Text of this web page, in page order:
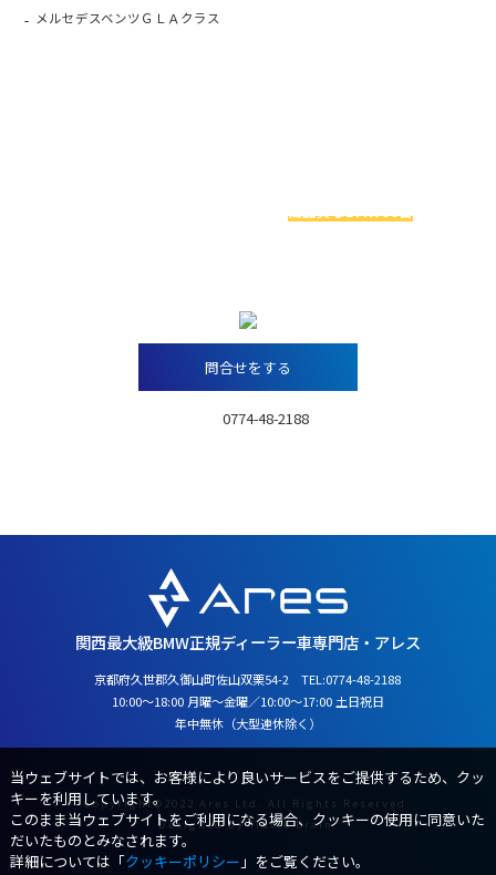
メルセデスベンツＧＬＡクラス
高品質なBMW60台を
問合せをする
TEL：0774-48-2188
関西最大級BMW正規ディーラー車専門店・アレス
京都府久世郡久御山町佐山双栗54-2 TEL:0774-48-2188
10:00～18:00 月曜～金曜／10:00～17:00 土日祝日
年中無休（大型連休除く）
Copyright©2022 Ares Ltd. All Rights Reserved.
Designed byTratto Brain.
当ウェブサイトでは、お客様により良いサービスをご提供するため、クッ
キーを利用しています。
このまま当ウェブサイトをご利用になる場合、クッキーの使用に同意いた
だいたものとみなされます。
詳細については「クッキーポリシー 」をご覧ください。